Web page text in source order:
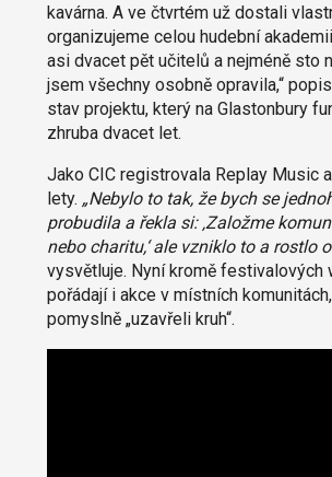
kavárna. A ve čtvrtém už dostali
organizujeme celou hudební
asi dvacet pět učitelů a nejméně sto
jsem všechny osobně opravila,“
stav projektu, který na Glastonbury
zhruba dvacet let.
Jako CIC registrovala Replay Music
lety. „Nebylo to tak, že bych se
probudila a řekla si: ‚Založme
nebo charitu,‘ ale vzniklo to a rostlo
vysvětluje. Nyní kromě festivalových
pořádají i akce v místních
pomyslně „uzavřeli kruh“.